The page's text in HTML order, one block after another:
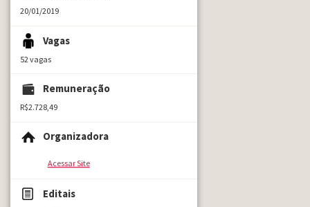
20/01/2019
Vagas
52 vagas
Remuneração
R$2.728,49
Organizadora
Acessar Site
Editais